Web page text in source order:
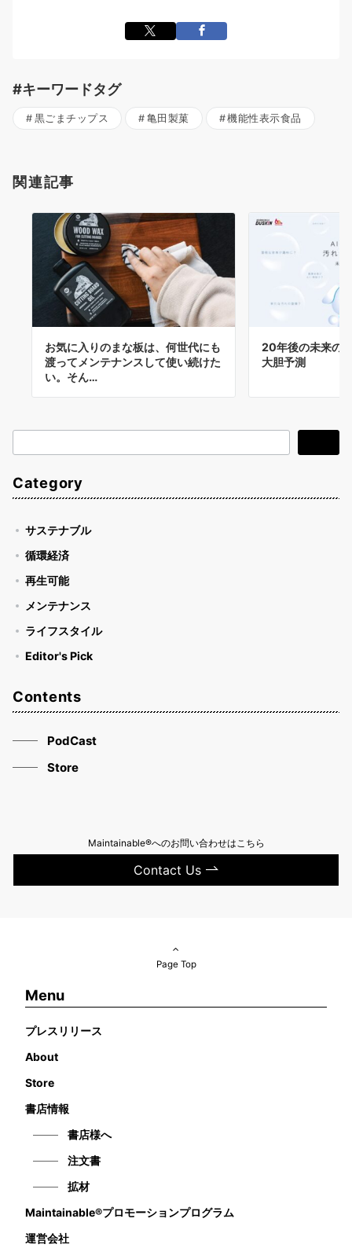
#キーワードタグ
黒ごまチップス 亀田製菓 機能性表示食品
関連記事
お気に入りのまな板は、何世代にも
渡ってメンテナンスして使い続けた
い。そん…
20年後の未来の
大胆予測
索
Category
サステナブル
循環経済
再生可能
メンテナンス
ライフスタイル
Editor's Pick
Contents
PodCast
Store
Maintainable®へのお問い合わせはこちら
Contact Us
Page Top
Menu
プレスリリース
About
Store
書店情報
書店様へ
注文書
拡材
Maintainable®プロモーションプログラム
運営会社